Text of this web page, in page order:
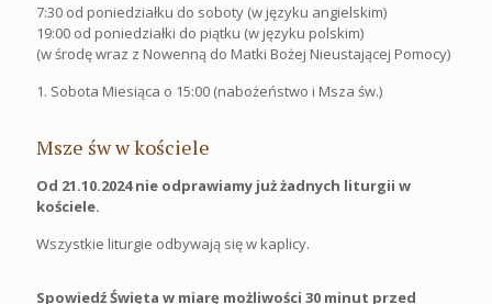
7:30 od poniedziałku do soboty (w języku angielskim)
19:00 od poniedziałki do piątku (w języku polskim)
(w środę wraz z Nowenną do Matki Bożej Nieustającej Pomocy)
1. Sobota Miesiąca o 15:00 (nabożeństwo i Msza św.)
Msze św w kościele
Od 21.10.2024 nie odprawiamy już żadnych liturgii w
kościele.
Wszystkie liturgie odbywają się w kaplicy.
Spowiedź Święta w miarę możliwości 30 minut przed